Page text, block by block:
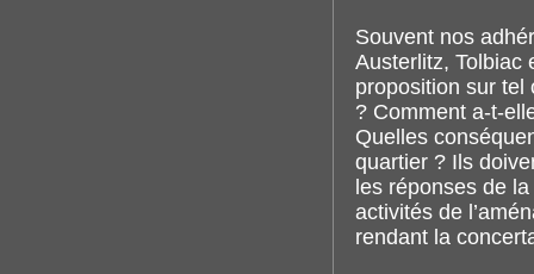
Souvent nos
Austerlitz, Tolbiac
proposition sur tel
? Comment a-t-
Quelles
quartier ? Ils
les réponses de
activités de
rendant la